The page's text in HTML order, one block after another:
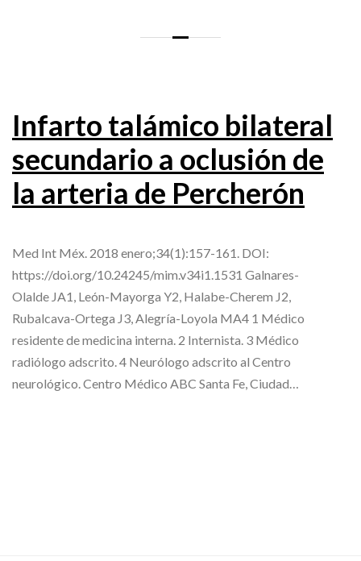
Infarto talámico bilateral
secundario a oclusión de
la arteria de Percherón
Med Int Méx. 2018 enero;34(1):157-161. DOI:
https://doi.org/10.24245/mim.v34i1.1531 Galnares-
Olalde JA1, León-Mayorga Y2, Halabe-Cherem J2,
Rubalcava-Ortega J3, Alegría-Loyola MA4 1 Médico
residente de medicina interna. 2 Internista. 3 Médico
radiólogo adscrito. 4 Neurólogo adscrito al Centro
neurológico. Centro Médico ABC Santa Fe, Ciudad…